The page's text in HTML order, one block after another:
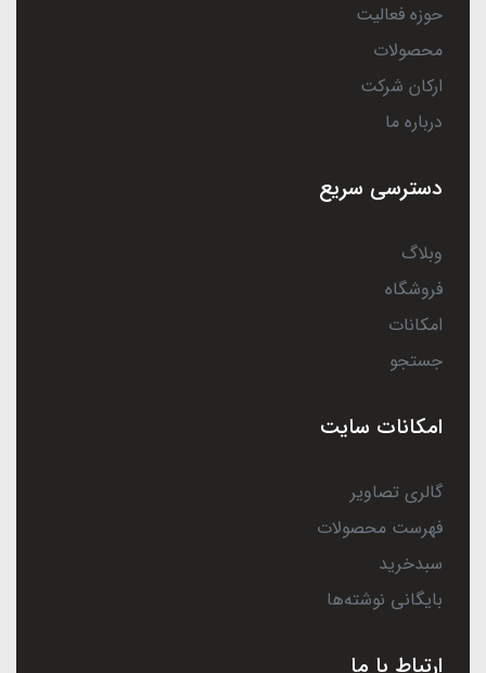
حوزه فعالیت
محصولات
ارکان شرکت
درباره ما
دسترسی سریع
وبلاگ
فروشگاه
امکانات
جستجو
امکانات سایت
گالری تصاویر
فهرست محصولات
سبدخرید
بایگانی نوشته‌ها